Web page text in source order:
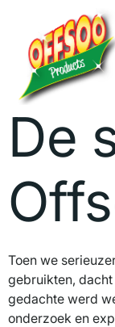
De
Toen we
gebruikten,
gedachte werd
onderzoek en